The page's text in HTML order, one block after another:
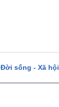
Đời sống - Xã hội